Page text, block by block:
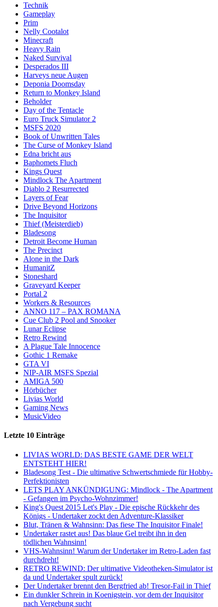
Technik
Gameplay
Prim
Nelly Cootalot
Minecraft
Heavy Rain
Naked Survival
Desperados III
Harveys neue Augen
Deponia Doomsday
Return to Monkey Island
Beholder
Day of the Tentacle
Euro Truck Simulator 2
MSFS 2020
Book of Unwritten Tales
The Curse of Monkey Island
Edna bricht aus
Baphomets Fluch
Kings Quest
Mindlock The Apartment
Diablo 2 Resurrected
Layers of Fear
Drive Beyond Horizons
The Inquisitor
Thief (Meisterdieb)
Bladesong
Detroit Become Human
The Precinct
Alone in the Dark
HumanitZ
Stoneshard
Graveyard Keeper
Portal 2
Workers & Resources
ANNO 117 – PAX ROMANA
Cue Club 2 Pool and Snooker
Lunar Eclipse
Retro Rewind
A Plague Tale Innocence
Gothic 1 Remake
GTA VI
NIP-AIR MSFS Spezial
AMIGA 500
Hörbücher
Livias World
Gaming News
MusicVideo
Letzte 10 Einträge
LIVIAS WORLD: DAS BESTE GAME DER WELT
ENTSTEHT HIER!
Bladesong Test - Die ultimative Schwertschmiede für Hobby-
Perfektionisten
LETS PLAY ANKÜNDIGUNG: Mindlock - The Apartment
- Gefangen im Psycho-Wohnzimmer!
King's Quest 2015 Let's Play - Die epische Rückkehr des
Königs - Undertaker zockt den Adventure-Klassiker
Blut, Tränen & Wahnsinn: Das fiese The Inquisitor Finale!
Undertaker rastet aus! Das blaue Gel treibt ihn in den
tödlichen Wahnsinn!
VHS-Wahnsinn! Warum der Undertaker im Retro-Laden fast
durchdreht!
RETRO REWIND: Der ultimative Videotheken-Simulator ist
da und Undertaker spult zurück!
Der Undertaker brennt den Bergfried ab! Tresor-Fail in Thief
Ein dunkler Schrein in Koenigstein, vor dem der Inquisitor
nach Vergebung sucht